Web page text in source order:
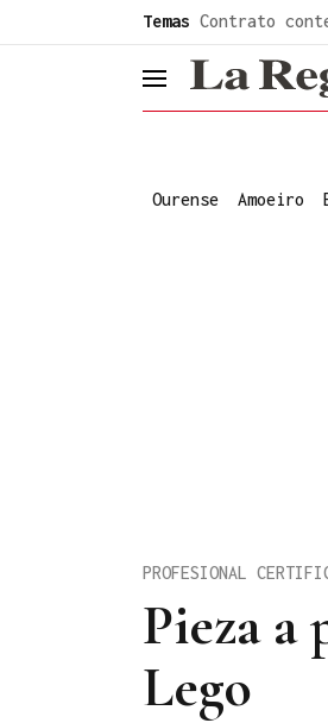
Temas Contrato
header.menu.open
Ourense Amoeiro
Pieza a
Lego
PROFESIONAL